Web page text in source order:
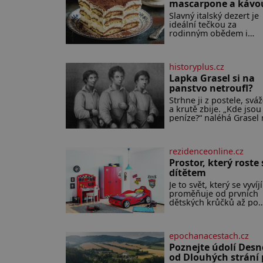
mascarpone a
Slavný italský dezert je
ideální tečkou za
rodinným obědem i
pro 4 osoby: 250 g
mascarpone 3 vejce 80 g
cukru 200 g cukrářských
piškotů 250 ml silné kávy 2
lžíce amaretta kakao na
posypání Postup:
žloutky od bílků.
nich vmíchejte
mascarpone, aby vznikl
hladký
historyplus.cz
Lapka Grasel si na
panstvo netroufl?
Strhne ji z postele,
a krutě zbije. „Kde jsou
peníze?“ naléhá Grasel
nemá, spokojí se lupič s
několika měďáky a
látky. Zraněná žena pár
nato umírá. Je to muž
nebývale krutý. Jeho
budí hrůzu ještě dlouho
po jeho smrti
rezidenceonline.cz
Prostor, který roste
dítětem
Je to svět, který se
proměňuje od prvních
dětských krůčků až po
soustředění i odpočinek
reaguje na každou
života a specifické
epochanacestach.cz
Poznejte údolí
od Dlouhých strání